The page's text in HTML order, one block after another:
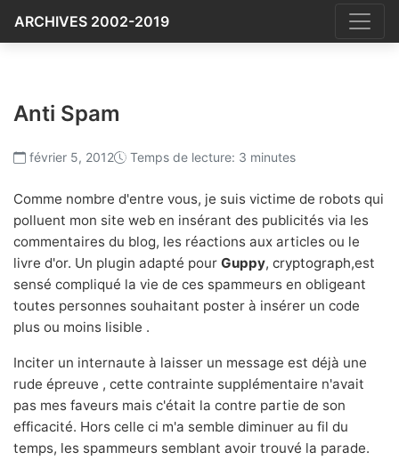
ARCHIVES 2002-2019
Anti Spam
février 5, 2012 Temps de lecture: 3 minutes
Comme nombre d'entre vous, je suis victime de robots qui
polluent mon site web en insérant des publicités via les
commentaires du blog, les réactions aux articles ou le
livre d'or. Un plugin adapté pour Guppy, cryptograph,est
sensé compliqué la vie de ces spammeurs en obligeant
toutes personnes souhaitant poster à insérer un code
plus ou moins lisible .
Inciter un internaute à laisser un message est déjà une
rude épreuve , cette contrainte supplémentaire n'avait
pas mes faveurs mais c'était la contre partie de son
efficacité. Hors celle ci m'a semble diminuer au fil du
temps, les spammeurs semblant avoir trouvé la parade.